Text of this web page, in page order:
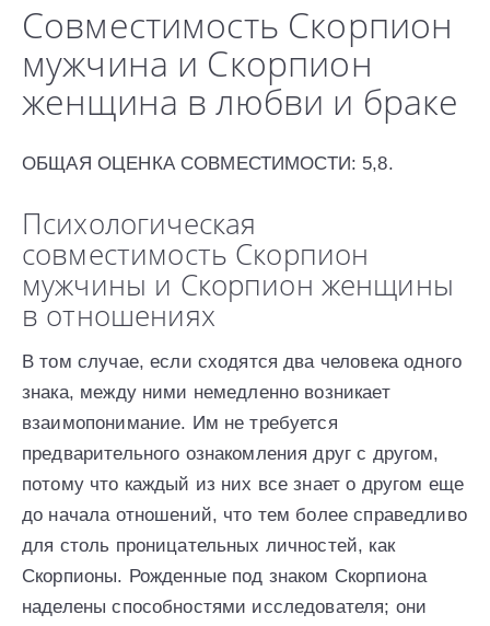
Совместимость Скорпион
мужчина и Скорпион
женщина в любви и браке
ОБЩАЯ ОЦЕНКА СОВМЕСТИМОСТИ: 5,8.
Психологическая
совместимость Скорпион
мужчины и Скорпион женщины
в отношениях
В том случае, если сходятся два человека одного
знака, между ними немедленно возникает
взаимопонимание. Им не требуется
предварительного ознакомления друг с другом,
потому что каждый из них все знает о другом еще
до начала отношений, что тем более справедливо
для столь проницательных личностей, как
Скорпионы. Рожденные под знаком Скорпиона
наделены способностями исследователя; они